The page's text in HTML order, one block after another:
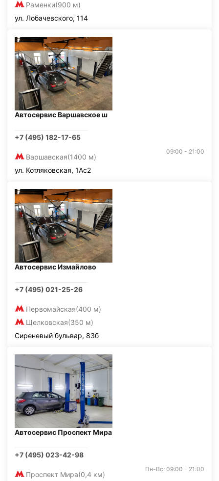
Раменки(900 м)
ул. Лобачевского, 114
Автосервис Варшавское ш
+7 (495) 182-17-65
Варшавская(1400 м)
09:00 - 21:00
ул. Котляковская, 1Ас2
Автосервис Измайлово
+7 (495) 021-25-26
Первомайская(400 м)
Щелковская(350 м)
Сиреневый бульвар, 83б
Автосервис Проспект Мира
+7 (495) 023-42-98
Проспект Мира(0,4 км)
Пн-Вс: 09:00 - 21:00